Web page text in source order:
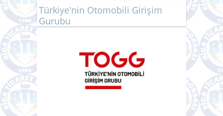
Türkiye'nin Otomobili Girişim
Gurubu